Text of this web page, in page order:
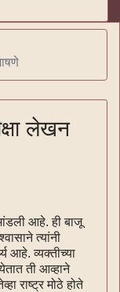
लेखन
आहे. ही बाजू
त्यांनी
आहे. व्यक्तीच्या
ती आव्हाने
राष्ट्र मोठे होते